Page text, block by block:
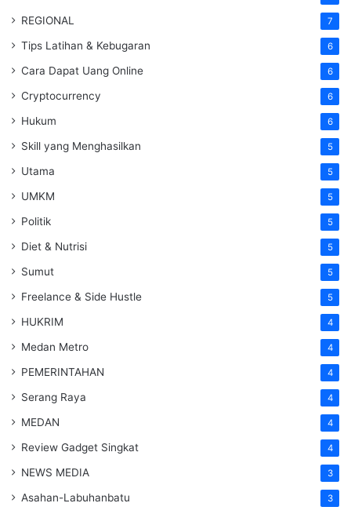
REGIONAL 7
Tips Latihan & Kebugaran 6
Cara Dapat Uang Online 6
Cryptocurrency 6
Hukum 6
Skill yang Menghasilkan 5
Utama 5
UMKM 5
Politik 5
Diet & Nutrisi 5
Sumut 5
Freelance & Side Hustle 5
HUKRIM 4
Medan Metro 4
PEMERINTAHAN 4
Serang Raya 4
MEDAN 4
Review Gadget Singkat 4
NEWS MEDIA 3
Asahan-Labuhanbatu 3